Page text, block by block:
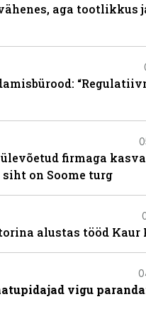
aga tootlikkus
firmaga
on Soome turg
alustas tööd Kaur
vigu